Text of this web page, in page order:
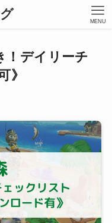
MENU
！デイリーチ
》